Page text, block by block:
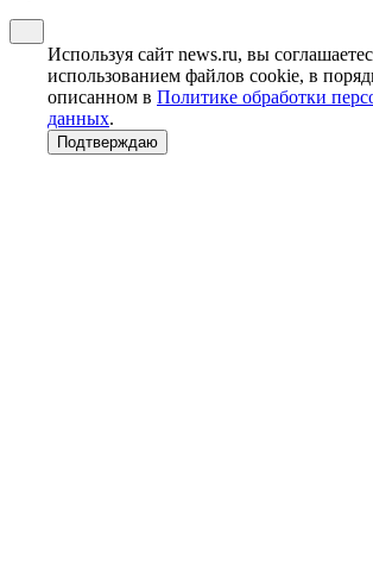
Используя сайт news.ru, вы
использованием файлов cookie, в
описанном в Политике обработки
данных.
Подтверждаю